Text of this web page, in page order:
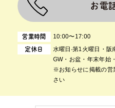
営業時間 10:00〜17:00
定休日
⽔曜⽇‧第1⽕曜⽇・阪
GW・お盆・年末年始
※お知らせに掲載の営
さい
お電